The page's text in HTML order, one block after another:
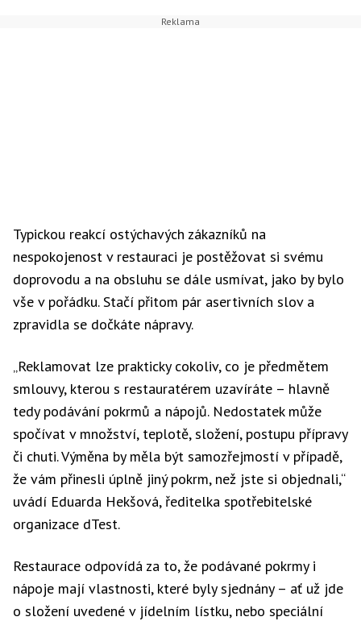
Typickou reakcí ostýchavých zákazníků na
nespokojenost v restauraci je postěžovat si svému
doprovodu a na obsluhu se dále usmívat, jako by bylo
vše v pořádku. Stačí přitom pár asertivních slov a
zpravidla se dočkáte nápravy.
„Reklamovat lze prakticky cokoliv, co je předmětem
smlouvy, kterou s restauratérem uzavíráte – hlavně
tedy podávání pokrmů a nápojů. Nedostatek může
spočívat v množství, teplotě, složení, postupu přípravy
či chuti. Výměna by měla být samozřejmostí v případě,
že vám přinesli úplně jiný pokrm, než jste si objednali,“
uvádí Eduarda Hekšová, ředitelka spotřebitelské
organizace dTest.
Restaurace odpovídá za to, že podávané pokrmy i
nápoje mají vlastnosti, které byly sjednány – ať už jde
o složení uvedené v jídelním lístku, nebo speciální